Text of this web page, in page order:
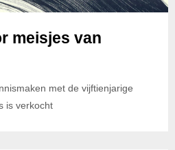
meisjes van
met de vijftienjarige
is verkocht